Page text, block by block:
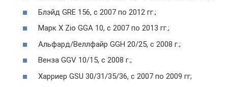
Блэйд GRE 156, с 2007 по 2012 гг.;
Марк X Zio GGA 10, с 2007 по 2013 гг.;
Альфард/Веллфайр GGH 20/25, с 2008 г.;
Венза GGV 10/15, с 2008 г.;
Харриер GSU 30/31/35/36, с 2007 по 2009 гг;